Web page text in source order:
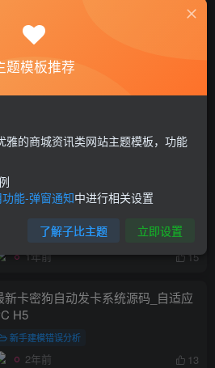
新手建模错误分析
白如何优雅的搭建一个自动发卡网站
饭网站，牛逼在线乞讨
电脑技术
1年前 15
新卡密狗自动发卡系统源码_自适应
H5
新手建模错误分析
2年前 13
题模板推荐
雅的商城资讯类网站主题模板，功能
能-弹窗通知中进行相关设置
了解子比主题 立即设置